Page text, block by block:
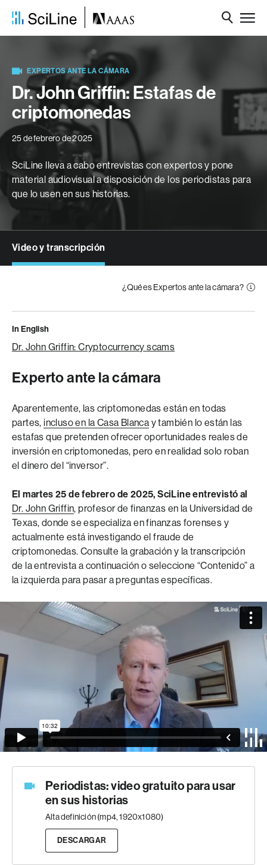
EXPERTOS ANTE LA CÁMARA
Dr. John Griffin: Estafas de
criptomonedas
25 de febrero de 2025
SciLine lleva a cabo entrevistas con expertos y pone
material audiovisual a disposición de los periodistas para
que lo usen en sus historias.
Video y transcripción
¿Qué es Expertos ante la cámara?
In English
Dr. John Griffin: Cryptocurrency scams
Experto ante la cámara
Aparentemente, las criptomonedas están en todas
partes,incluso en la Casa Blanca y también lo están las
estafas que pretenden ofrecer oportunidades reales de
inversión en criptomonedas, pero en realidad solo roban
el dinero del “inversor”.
El martes 25 de febrero de 2025, SciLine entrevistó al
Dr. John Griffin, profesor de finanzas en la Universidad de
Texas, donde se especializa en finanzas forenses y
actualmente está investigando el fraude de
criptomonedas. Consulte la grabación y la transcripción
de la entrevista a continuación o seleccione “Contenido” a
la izquierda para pasar a preguntas específicas.
Periodistas: video gratuito para usar
en sus historias
Alta definición (mp4, 1920x1080)
DESCARGAR